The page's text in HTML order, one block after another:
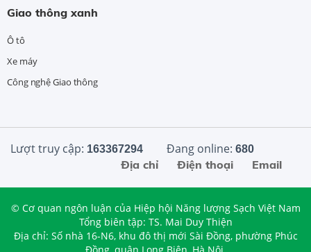
Giao thông xanh
Ô tô
Xe máy
Công nghệ Giao thông
Lượt truy cập: 163367294 Đang online: 680
Email
Điện thoại
Địa chỉ
© Cơ quan ngôn luận của Hiệp hội Năng lượng Sạch Việt Nam
Tổng biên tập: TS. Mai Duy Thiện
Địa chỉ: Số nhà 16-N6, khu đô thị mới Sài Đồng, phường Phúc
Đồng, quận Long Biên, Hà Nội.